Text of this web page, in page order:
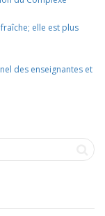
elle est plus
des enseignantes et